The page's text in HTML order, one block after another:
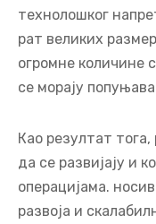
технолошког
рат великих
огромне количине
се морају
Као резултат
да се развијају и
операцијама.
развоја и